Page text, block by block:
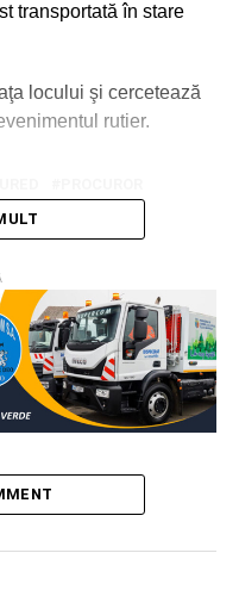
transportată în stare
locului şi cercetează
rutier.
de minori,
familiile
din Ialomiţa